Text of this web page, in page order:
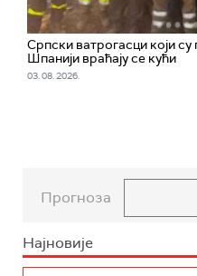
Српски ватрогасци који
Шпанији враћају се кући
03. 08. 2026.
Прогноза
Најновије